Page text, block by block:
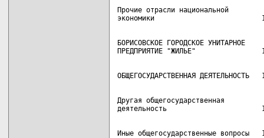
Прочие отрасли национальной
БОРИСОВСКОЕ ГОРОДСКОЕ УНИТАРНОЕ
Другая общегосударственная